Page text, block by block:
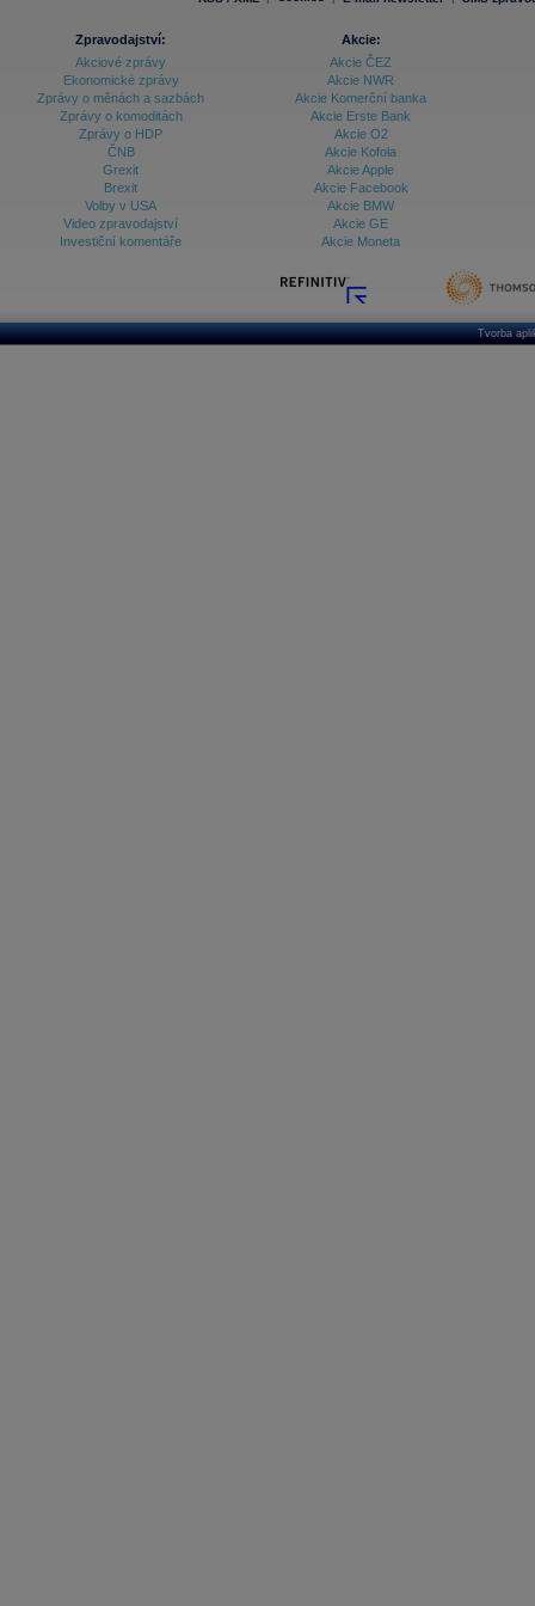
Zpravodajství:
Akciové zprávy
Ekonomické zprávy
Zprávy o měnách a sazbách
Zprávy o komoditách
Zprávy o HDP
ČNB
Grexit
Brexit
Volby v USA
Video zpravodajství
Investiční komentáře
Akcie:
Akcie ČEZ
Akcie NWR
Akcie Komerční banka
Akcie Erste Bank
Akcie O2
Akcie Kofola
Akcie Apple
Akcie Facebook
Akcie BMW
Akcie GE
Akcie Moneta
Tvorba